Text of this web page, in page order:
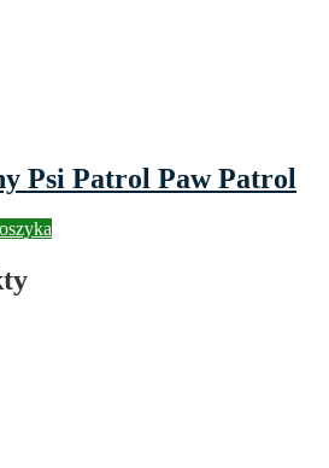
Psi Patrol Paw Patrol